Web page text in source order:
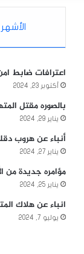
الأشهر
اعترافات ضابط
أكتوبر 23, 2024
بالصوره مقتل
يناير 29, 2024
أنباء عن هروب
يناير 27, 2024
مؤامره جديدة من
يناير 25, 2024
انباء عن هلاك
يوليو 7, 2024